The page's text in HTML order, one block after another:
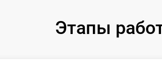
Этапы